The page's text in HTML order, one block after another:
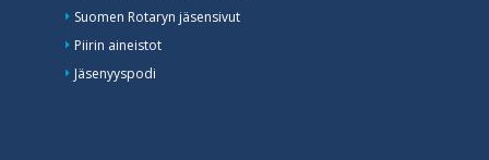
Suomen Rotaryn jäsensivut
Piirin aineistot
Jäsenyyspodi